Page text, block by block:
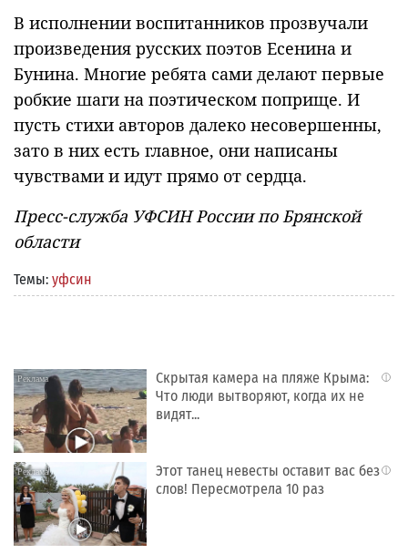
В исполнении воспитанников прозвучали
произведения русских поэтов Есенина и
Бунина. Многие ребята сами делают первые
робкие шаги на поэтическом поприще. И
пусть стихи авторов далеко несовершенны,
зато в них есть главное, они написаны
чувствами и идут прямо от сердца.
Пресс-служба УФСИН России по Брянской
области
Темы: уфсин
i
Скрытая камера на пляже Крыма:
Что люди вытворяют, когда их не
видят...
i
Этот танец невесты оставит вас без
слов! Пересмотрела 10 раз